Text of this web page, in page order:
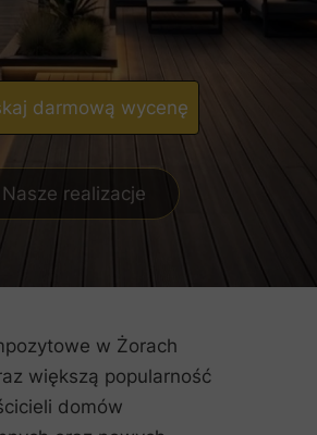
darmową wycenę
Nasze realizacje
w Żorach
większą popularność
domów